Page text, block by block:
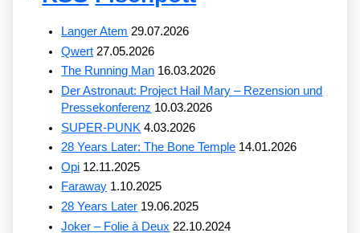
Langer Atem 29.07.2026
Qwert 27.05.2026
The Running Man 16.03.2026
Der Astronaut: Project Hail Mary – Rezension und
Pressekonferenz 10.03.2026
SUPER-PUNK 4.03.2026
28 Years Later: The Bone Temple 14.01.2026
Opi 12.11.2025
Faraway 1.10.2025
28 Years Later 19.06.2025
Joker – Folie à Deux 22.10.2024